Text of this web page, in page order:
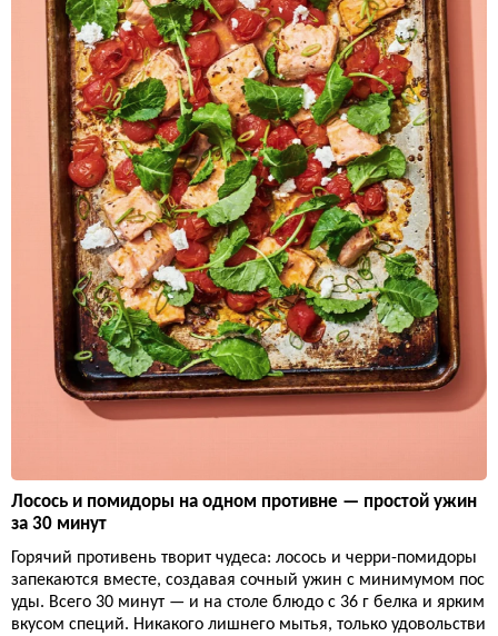
Лосось и помидоры на одном противне — простой ужин
за 30 минут
Горячий противень творит чудеса: лосось и черри-помидоры
запекаются вместе, создавая сочный ужин с минимумом пос
уды. Всего 30 минут — и на столе блюдо с 36 г белка и ярким
вкусом специй. Никакого лишнего мытья, только удовольстви